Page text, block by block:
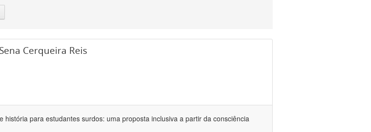
Cerqueira Reis
história para estudantes surdos: uma proposta inclusiva a partir da consciência